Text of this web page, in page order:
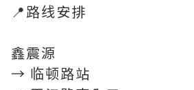
📍路线安排
鑫震源
→ 临顿路站